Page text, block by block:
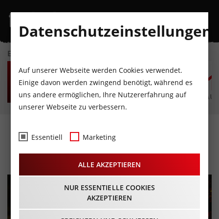
EVENTKALENDER
DO
6
AUGUST
FR
7
AUGUST
SA
8
AUGUST
SO
9
AUGUST
MO
10
AUGUST
Silent Disco
06.09.2024 - Beginn 18:00 Uhr
Datenschutzeinstellungen
Auf unserer Webseite werden Cookies verwendet.
Einige davon werden zwingend benötigt, während es
uns andere ermöglichen, Ihre Nutzererfahrung auf
unserer Webseite zu verbessern.
Essentiell Marketing
ALLE AKZEPTIEREN
NUR ESSENTIELLE COOKIES
AKZEPTIEREN